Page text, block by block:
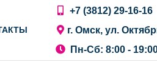
+7 (3812) 29-16-16
г. Омск, ул.
Пн-Сб: 8:00 -